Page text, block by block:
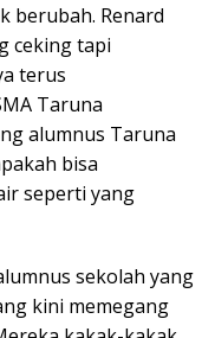
berubah. Renard
ceking tapi
terus
Taruna
alumnus Taruna
bisa
seperti yang
sekolah yang
kini memegang